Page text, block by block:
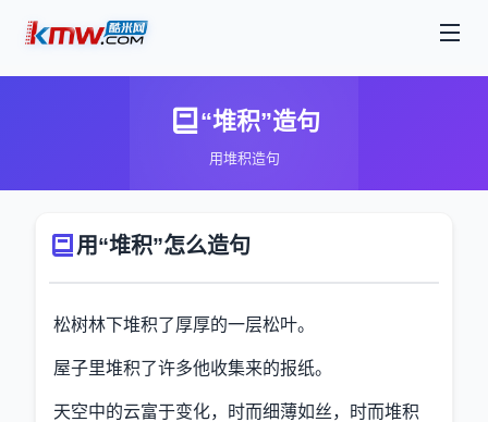
“堆积”造句
用堆积造句
用“堆积”怎么造句
松树林下堆积了厚厚的一层松叶。
屋子里堆积了许多他收集来的报纸。
天空中的云富于变化，时而细薄如丝，时而堆积